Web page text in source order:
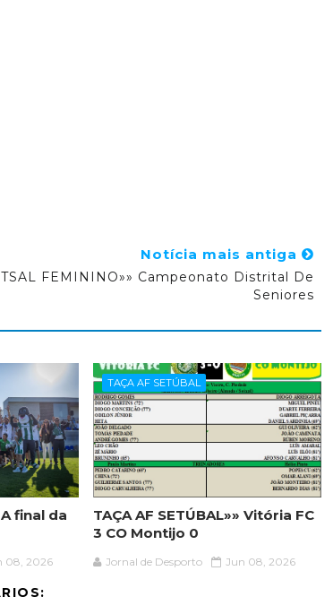
Notícia mais antiga
FEMININO»» Campeonato Distrital De
Seniores
A final da
08, 2026
TAÇA AF SETÚBAL
TAÇA AF SETÚBAL»» Vitória FC
3 CO Montijo 0
Jornal de Desporto Jun 08, 2026